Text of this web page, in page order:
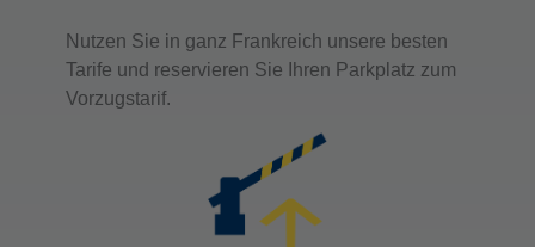
Nutzen Sie in ganz Frankreich unsere besten
Tarife und reservieren Sie Ihren Parkplatz zum
Vorzugstarif.